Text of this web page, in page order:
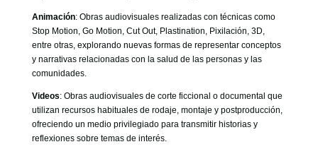
Animación: Obras audiovisuales realizadas con técnicas como
Stop Motion, Go Motion, Cut Out, Plastination, Pixilación, 3D,
entre otras, explorando nuevas formas de representar conceptos
y narrativas relacionadas con la salud de las personas y las
comunidades.
Videos: Obras audiovisuales de corte ficcional o documental que
utilizan recursos habituales de rodaje, montaje y postproducción,
ofreciendo un medio privilegiado para transmitir historias y
reflexiones sobre temas de interés.